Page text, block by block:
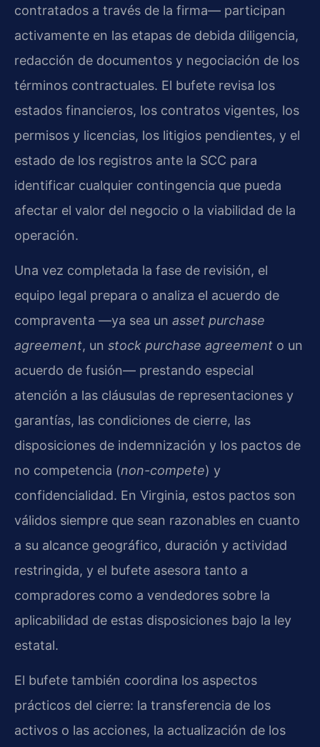
contratados a través de la firma— participan
activamente en las etapas de debida diligencia,
redacción de documentos y negociación de los
términos contractuales. El bufete revisa los
estados financieros, los contratos vigentes, los
permisos y licencias, los litigios pendientes, y el
estado de los registros ante la SCC para
identificar cualquier contingencia que pueda
afectar el valor del negocio o la viabilidad de la
operación.
Una vez completada la fase de revisión, el
equipo legal prepara o analiza el acuerdo de
compraventa —ya sea un asset purchase
agreement, un stock purchase agreement o un
acuerdo de fusión— prestando especial
atención a las cláusulas de representaciones y
garantías, las condiciones de cierre, las
disposiciones de indemnización y los pactos de
no competencia (non-compete) y
confidencialidad. En Virginia, estos pactos son
válidos siempre que sean razonables en cuanto
a su alcance geográfico, duración y actividad
restringida, y el bufete asesora tanto a
compradores como a vendedores sobre la
aplicabilidad de estas disposiciones bajo la ley
estatal.
El bufete también coordina los aspectos
prácticos del cierre: la transferencia de los
activos o las acciones, la actualización de los